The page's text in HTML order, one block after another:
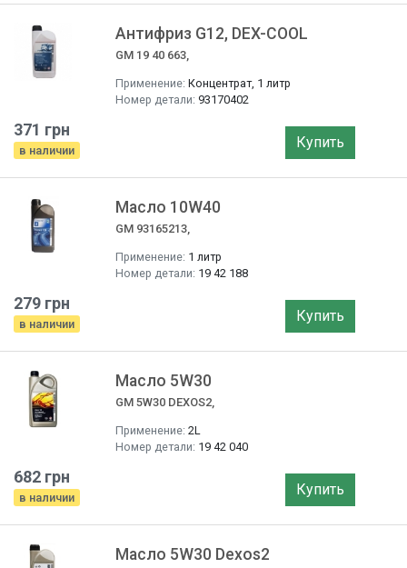
Антифриз G12, DEX-COOL
GM 19 40 663,
Применение: Концентрат, 1 литр
Номер детали: 93170402
371 грн
в наличии Купить
Масло 10W40
GM 93165213,
Применение: 1 литр
Номер детали: 19 42 188
279 грн
в наличии Купить
Масло 5W30
GM 5W30 DEXOS2,
Применение: 2L
Номер детали: 19 42 040
682 грн
в наличии Купить
Масло 5W30 Dexos2